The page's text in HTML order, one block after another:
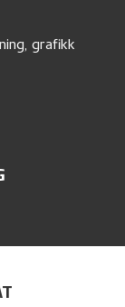
grafikk